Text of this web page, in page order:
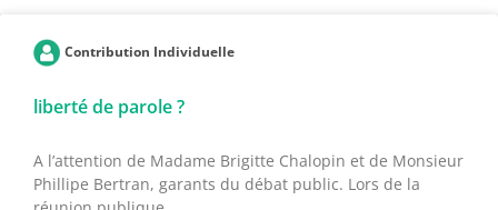
Contribution Individuelle
liberté de parole ?
A l’attention de Madame Brigitte Chalopin et de Monsieur
Phillipe Bertran, garants du débat public. Lors de la